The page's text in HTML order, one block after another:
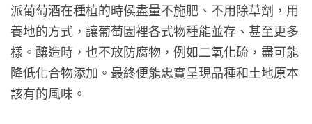
派葡萄酒在種植的時侯盡量不施肥、不用除草劑，用
養地的方式，讓葡萄園裡各式物種能並存、甚至更多
樣。釀造時，也不放防腐物，例如二氧化硫，盡可能
降低化合物添加。最終便能忠實呈現品種和土地原本
該有的風味。